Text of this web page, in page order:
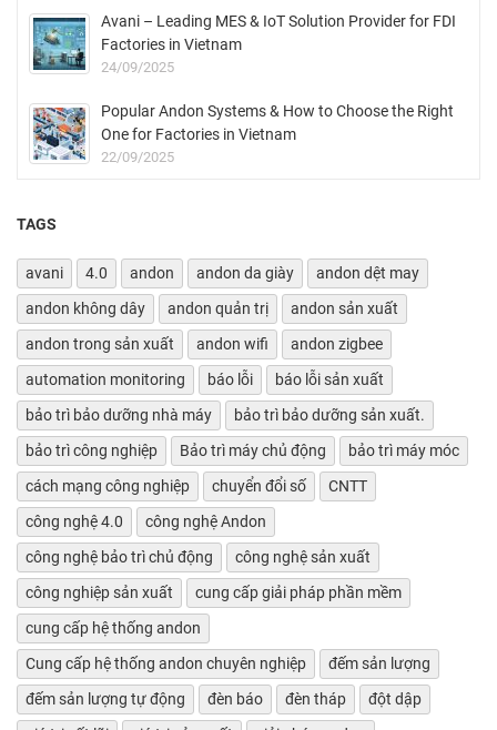
Avani – Leading MES & IoT Solution Provider for FDI
Factories in Vietnam
24/09/2025
Popular Andon Systems & How to Choose the Right
One for Factories in Vietnam
22/09/2025
TAGS
avani 4.0 andon andon da giày
andon dệt may
andon không dây
andon quản trị
andon sản xuất
andon trong sản xuất
andon wifi
andon zigbee
automation monitoring
báo lỗi
báo lỗi sản xuất
bảo trì bảo dưỡng nhà máy
bảo trì bảo dưỡng sản xuất.
bảo trì công nghiệp
Bảo trì máy chủ động
bảo trì máy móc
cách mạng công nghiệp
chuyển đổi số
CNTT
công nghệ 4.0
công nghệ Andon
công nghệ bảo trì chủ động
công nghệ sản xuất
công nghiệp sản xuất
cung cấp giải pháp phần mềm
cung cấp hệ thống andon
Cung cấp hệ thống andon chuyên nghiệp
đếm sản lượng
đếm sản lượng tự động
đèn báo đèn tháp
đột dập